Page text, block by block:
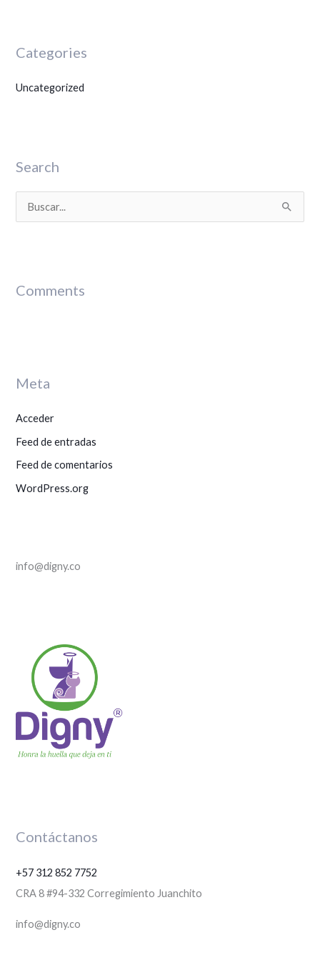
Categories
Uncategorized
Search
a
r
Comments
Meta
Acceder
Feed de entradas
Feed de comentarios
WordPress.org
info@digny.co
Contáctanos
+57 312 852 7752
CRA 8 #94-332 Corregimiento Juanchito
info@digny.co